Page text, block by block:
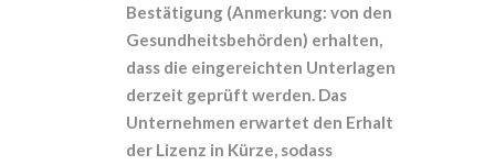
Bestätigung (Anmerkung: von den
Gesundheitsbehörden) erhalten,
dass die eingereichten Unterlagen
derzeit geprüft werden. Das
Unternehmen erwartet den Erhalt
der Lizenz in Kürze, sodass